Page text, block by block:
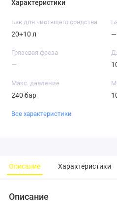
Характеристики
Бак для чистящего средства
20+10 л —
Грязевая фреза
—
Макс. давление
240 бар
Все характеристики
Описание Характеристики
Описание